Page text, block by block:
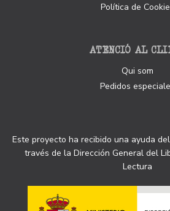
Política de
ATENCIÓ AL
Qui som
Pedidos
Este proyecto ha recibido una ayuda
través de la Dirección General del
Lectura